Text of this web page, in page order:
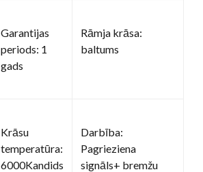
Garantijas
periods: 1
gads
Rāmja krāsa:
baltums
Krāsu
temperatūra:
6000Kandids
Darbība:
Pagrieziena
signāls+ bremžu